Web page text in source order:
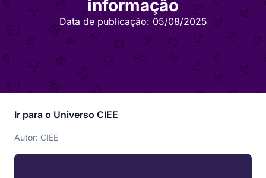
informação
Data de publicação: 05/08/2025
Ir para o Universo CIEE
Autor: CIEE